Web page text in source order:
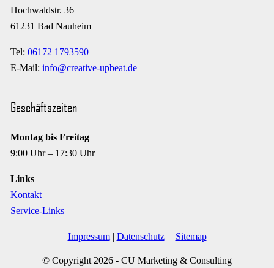
Hochwaldstr. 36
61231 Bad Nauheim
Tel: 06172 1793590
E-Mail: info@creative-upbeat.de
Geschäftszeiten
Montag bis Freitag
9:00 Uhr – 17:30 Uhr
Links
Kontakt
Service-Links
Impressum| Datenschutz| | Sitemap
© Copyright 2026 - CU Marketing & Consulting